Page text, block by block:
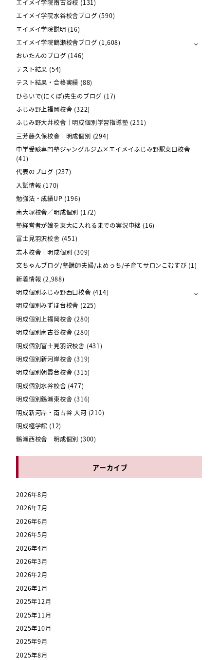
エイメイ学院南古谷校 (131)
エイメイ学院水谷校舎ブログ (590)
エイメイ学院説明 (16)
エイメイ学院鶴瀬校舎ブログ (1,608)
おいたんのブログ (146)
テスト結果 (54)
テスト結果・合格実績 (88)
ひらいで(にくぽ)先生のブログ (17)
ふじみ野上福岡校舎 (322)
ふじみ野大井校舎｜明成個別学習指導塾 (251)
三芳藤久保校舎｜明成個別 (294)
中学受験専門塾ジャングルジム×エイメイふじみ野駅東口校舎
(41)
代表のブログ (237)
入試情報 (170)
勉強法・成績UP (196)
南大塚校舎／明成個別 (172)
塾経営者が娘を東大に入れるまでの実況中継 (16)
富士見羽沢校舎 (451)
志木校舎｜明成個別 (309)
文ちゃんブログ/塾講師夫婦/よめっち/子育てサロンこむすび (1)
新着情報 (2,988)
明成個別ふじみ野西口校舎 (414)
明成個別みずほ台校舎 (225)
明成個別上福岡校舎 (280)
明成個別南古谷校舎 (280)
明成個別富士見羽沢校舎 (431)
明成個別新河岸校舎 (319)
明成個別朝霞台校舎 (315)
明成個別水谷校舎 (477)
明成個別鶴瀬東校舎 (316)
明成新河岸・南古谷 大河 (210)
明成極学館 (12)
鶴瀬西校舎 明成個別 (300)
アーカイブ
2026年8月
2026年7月
2026年6月
2026年5月
2026年4月
2026年3月
2026年2月
2026年1月
2025年12月
2025年11月
2025年10月
2025年9月
2025年8月